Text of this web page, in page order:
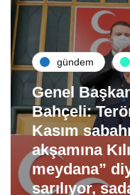
gündem
Genel
Bahçeli:
Kasım
akşamına
meydana”
sarılıyor,